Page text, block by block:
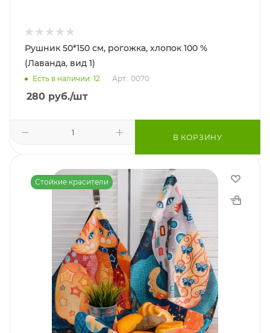
Рушник 50*150 см, рогожка, хлопок 100 %
(Лаванда, вид 1)
Есть в наличии: 12 Арт.: 0070
280 руб./шт
В КОРЗИНУ
Стойкие красители